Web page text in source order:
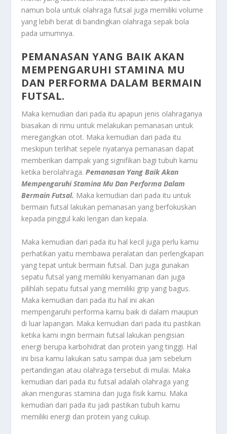
namun bola untuk olahraga futsal juga memiliki volume
yang lebih berat di bandingkan olahraga sepak bola
pada umumnya.
PEMANASAN YANG BAIK AKAN
MEMPENGARUHI STAMINA MU
DAN PERFORMA DALAM BERMAIN
FUTSAL.
Maka kemudian dari pada itu apapun jenis olahraganya
biasakan di rimu untuk melakukan pemanasan untuk
meregangkan otot. Maka kemudian dari pada itu
meskipun terlihat sepele nyatanya pemanasan dapat
memberikan dampak yang signifikan bagi tubuh kamu
ketika berolahraga.Pemanasan Yang Baik Akan
Mempengaruhi Stamina Mu Dan Performa Dalam
Bermain Futsal. Maka kemudian dari pada itu untuk
bermain futsal lakukan pemanasan yang berfokuskan
kepada pinggul kaki lengan dan kepala.
Maka kemudian dari pada itu hal kecil juga perlu kamu
perhatikan yaitu membawa peralatan dan perlengkapan
yang tepat untuk bermain futsal. Dan juga gunakan
sepatu futsal yang memiliki kenyamanan dan juga
pilihlah sepatu futsal yang memiliki grip yang bagus.
Maka kemudian dari pada itu hal ini akan
mempengaruhi performa kamu baik di dalam maupun
di luar lapangan. Maka kemudian dari pada itu pastikan
ketika kami ingin bermain futsal lakukan pengisian
energi berupa karbohidrat dan protein yang tinggi. Hal
ini bisa kamu lakukan satu sampai dua jam sebelum
pertandingan atau olahraga tersebut di mulai. Maka
kemudian dari pada itu futsal adalah olahraga yang
akan menguras stamina dan juga fisik kamu. Maka
kemudian dari pada itu jadi pastikan tubuh kamu
memiliki energi dan protein yang cukup.